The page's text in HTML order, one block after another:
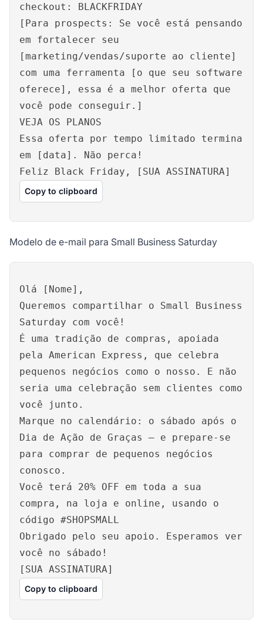
checkout: BLACKFRIDAY
[Para prospects: Se você está pensando
em fortalecer seu
[marketing/vendas/suporte ao cliente]
com uma ferramenta [o que seu software
oferece], essa é a melhor oferta que
você pode conseguir.]
VEJA OS PLANOS
Essa oferta por tempo limitado termina
em [data]. Não perca!
Feliz Black Friday, [SUA ASSINATURA]
Copy to clipboard
Modelo de e-mail para Small Business Saturday
Olá [Nome],
Queremos compartilhar o Small Business
Saturday com você!
É uma tradição de compras, apoiada
pela American Express, que celebra
pequenos negócios como o nosso. E não
seria uma celebração sem clientes como
você junto.
Marque no calendário: o sábado após o
Dia de Ação de Graças – e prepare-se
para comprar de pequenos negócios
conosco.
Você terá 20% OFF em toda a sua
compra, na loja e online, usando o
código #SHOPSMALL
Obrigado pelo seu apoio. Esperamos ver
você no sábado!
[SUA ASSINATURA]
Copy to clipboard